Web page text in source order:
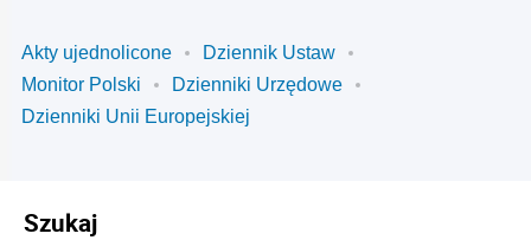
Akty ujednolicone
Dziennik Ustaw
Monitor Polski
Dzienniki Urzędowe
Dzienniki Unii Europejskiej
Szukaj